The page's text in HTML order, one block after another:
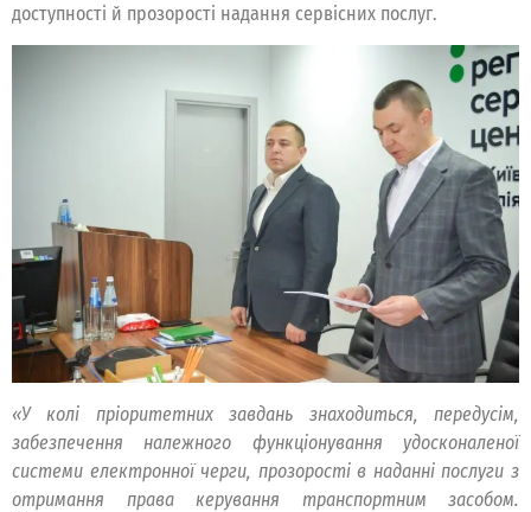
доступності й прозорості надання сервісних послуг.
«У колі пріоритетних завдань знаходиться, передусім,
забезпечення належного функціонування удосконаленої
системи електронної черги, прозорості в наданні послуги з
отримання права керування транспортним засобом.